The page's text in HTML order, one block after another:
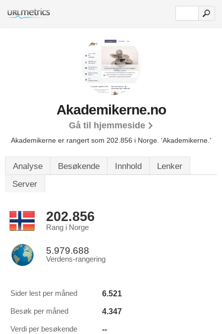
Akademikerne.no
Gå til hjemmeside
Akademikerne er rangert som 202.856 i Norge. 'Akademikerne.'
Analyse Besøkende Innhold
Lenker
Server
202.856
Rang i Norge
5.979.688
Verdens-rangering
Sider lest per måned 6.521
Besøk per måned 4.347
Verdi per besøkende --